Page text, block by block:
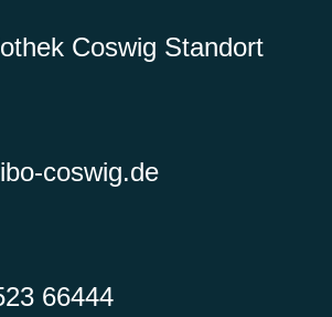
Coswig Standort
coswig.de
66444